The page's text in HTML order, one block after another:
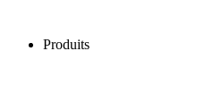
Produits